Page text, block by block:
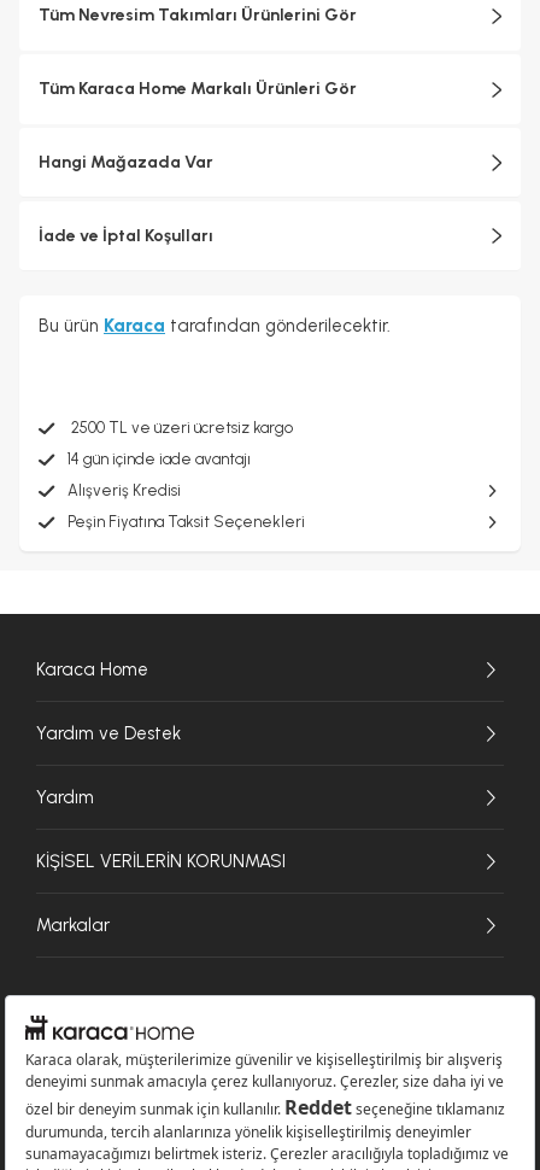
Tüm Nevresim Takımları Ürünlerini Gör
Tüm Karaca Home Markalı Ürünleri Gör
Hangi Mağazada Var
İade ve İptal Koşulları
Bu ürün Karaca tarafından gönderilecektir.
2500 TL ve üzeri ücretsiz kargo
14 gün içinde iade avantajı
Alışveriş Kredisi
Peşin Fiyatına Taksit Seçenekleri
Karaca Home
Yardım ve Destek
Yardım
KİŞİSEL VERİLERİN KORUNMASI
Markalar